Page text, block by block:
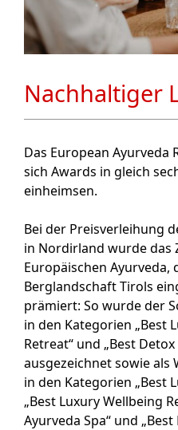
Nachhaltiger
Das European
sich Awards in gleich
einheimsen.
Bei der Preisverleihung
in Nordirland wurde das
Europäischen Ayurveda,
Berglandschaft Tirols
prämiert: So wurde der
in den Kategorien „Best
Retreat“ und „Best
ausgezeichnet sowie als
in den Kategorien „Best
„Best Luxury Wellbeing
Ayurveda Spa“ und